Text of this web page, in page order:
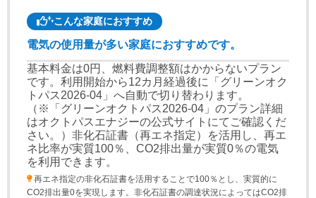
こんな家庭におすすめ
電気の使用量が多い家庭におすすめです。
基本料金は0円、燃料費調整額はかからないプラン
です。利用開始から12カ月経過後に「グリーンオク
トパス2026-04」へ自動で切り替わります。
（※「グリーンオクトパス2026-04」のプラン詳細
はオクトパスエナジーの公式サイトにてご確認くだ
さい。）非化石証書（再エネ指定）を活用し、再エ
ネ比率が実質100％、CO2排出量が実質0％の電気
を利用できます。
再エネ指定の非化石証書を活用することで100％とし、実質的に
CO2排出量0を実現します。非化石証書の調達状況によってはCO2排